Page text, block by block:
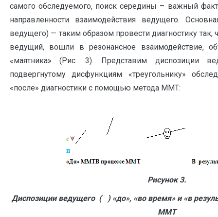
самого обследуемого, поиск середины – важный
направленности взаимодействия ведущего.
ведущего) — таким образом провести диагностику
ведущий, вошли в резонансное взаимодействие,
«маятника» (Рис. 3). Представим диспозиции
подвергнутому дисфункциям «треугольнику»
«после» диагностики с помощью метода ММТ:
Рисунок 3.
Диспозиции ведущего ( ) «до», «во время» и «в
ММТ